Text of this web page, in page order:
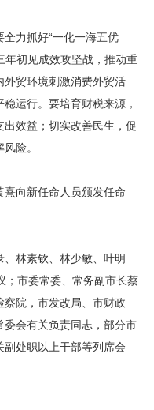
力抓好“一化一海五优
年初见成效攻坚战，推动重
外贸环境刺激消费外贸活
运行。要培育财税来源，
效益；切实改善民生，促
险。
向新任命人员颁发任命
林素钦、林少敏、叶明
；市委常委、常务副市长蔡
院，市发改局、市财政
委会有关负责同志，部分市
处职以上干部等列席会